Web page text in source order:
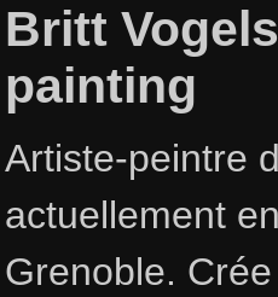
Britt
painting
Artiste-peintre
actuellement
Grenoble.